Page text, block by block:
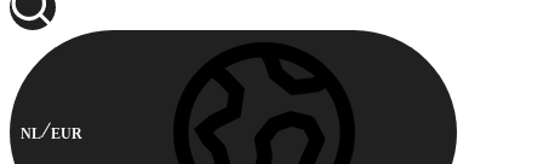
NL EUR